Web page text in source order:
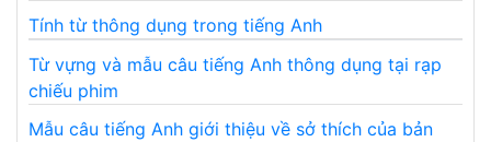
Tính từ thông dụng trong tiếng Anh
Từ vựng và mẫu câu tiếng Anh thông dụng tại rạp
chiếu phim
Mẫu câu tiếng Anh giới thiệu về sở thích của bản